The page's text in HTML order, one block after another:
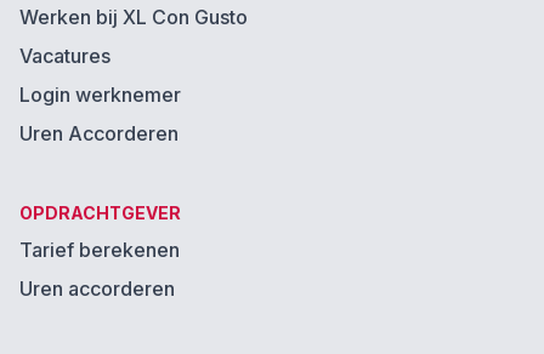
Werken bij XL Con Gusto
Vacatures
Login werknemer
Uren Accorderen
OPDRACHTGEVER
Tarief berekenen
Uren accorderen